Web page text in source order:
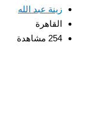
زينة عبد الله
القاهرة
254 مشاهدة